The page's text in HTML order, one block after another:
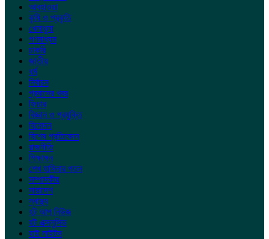
আবহাওয়া
কৃষি ও প্রকৃতি
খেলাধুলা
গণমাধ্যম
চাকরি
জাতীয়
ধর্ম
নির্বাচন
প্রবাসের খবর
ফিচার
বিজ্ঞান ও প্রযুক্তি
বিনোদন
বিশেষ প্রতিবেদন
রাজনীতি
শিক্ষাঙ্গন
শেখ হাসিনার পতন
সম্পাদকীয়
সারাদেশ
স্বাস্থ্য
হট আপ নিউজ
হট এক্সলুসিভ
হাই লাইটস